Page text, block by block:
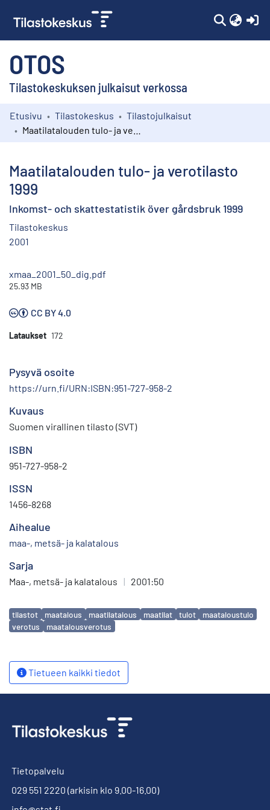
OTOS
Tilastokeskuksen julkaisut verkossa
Kokoelmat
Etusivu Tilastokeskus
Tilastojulkaisut
Maatilatalouden tulo- ja verotilasto
1999
Inkomst- och skattestatistik över gårdsbruk 1999
Tilastokeskus
2001
xmaa_2001_50_dig.pdf
25.93 MB
CC BY 4.0
Lataukset 172
Pysyvä osoite
https://urn.fi/URN:ISBN:951-727-958-2
Kuvaus
Suomen virallinen tilasto (SVT)
ISBN
951-727-958-2
ISSN
1456-8268
Aihealue
maa-, metsä- ja kalatalous
Sarja
Maa-, metsä- ja kalatalous | 2001:50
Avainsanat
tilastot maatalous maatilatalous maatilat tulot
maataloustulo
verotus
maatalousverotus
Tietueen kaikki tiedot
Tietopalvelu
029 551 2220 (arkisin klo 9.00-16.00)